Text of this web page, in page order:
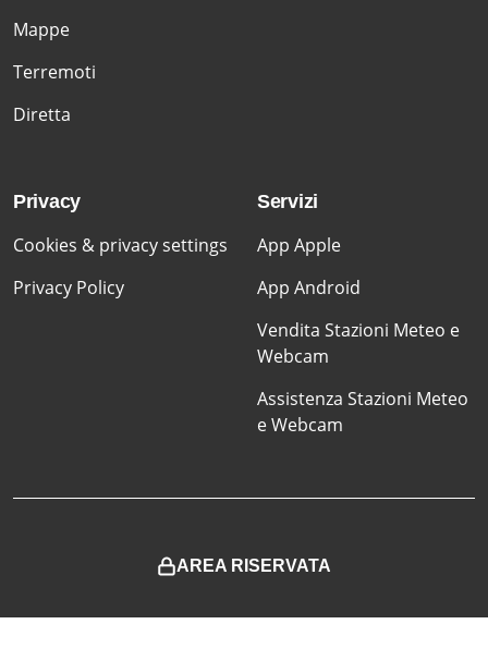
Mappe
Terremoti
Diretta
Privacy
Cookies & privacy settings
Privacy Policy
Servizi
App Apple
App Android
Vendita Stazioni Meteo e
Webcam
Assistenza Stazioni Meteo
e Webcam
AREA RISERVATA